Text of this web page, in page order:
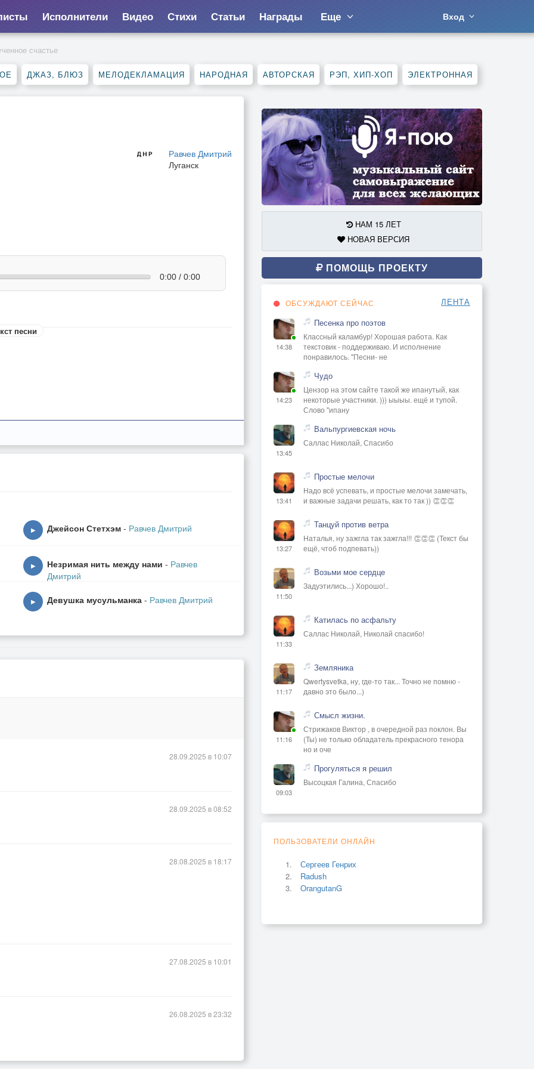
Исполнители Видео Стихи Статьи Награды Еще Вход
счастье
ДЖАЗ, БЛЮЗ МЕЛОДЕКЛАМАЦИЯ НАРОДНАЯ АВТОРСКАЯ РЭП, ХИП-ХОП ЭЛЕКТРОННАЯ
Равчев Дмитрий
Луганск
0:00 / 0:00
песни
▶ Джейсон Стетхэм - Равчев Дмитрий
▶ Незримая нить между нами - Равчев
Дмитрий
▶ Девушка мусульманка - Равчев Дмитрий
28.09.2025 в 10:07
28.09.2025 в 08:52
28.08.2025 в 18:17
27.08.2025 в 10:01
26.08.2025 в 23:32
НАМ 15 ЛЕТ
НОВАЯ ВЕРСИЯ
ПОМОЩЬ ПРОЕКТУ
ОБСУЖДАЮТ СЕЙЧАС ЛЕНТА
14:38
Песенка про поэтов
Классный каламбур! Хорошая работа. Как
текстовик - поддерживаю. И исполнение
понравилось. "Песни- не
14:23
Чудо
Цензор на этом сайте такой же ипанутый, как
некоторые участники. ))) ыыыы. ещё и тупой.
Слово "ипану
13:45
Вальпургиевская ночь
Саллас Николай, Спасибо
13:41
Простые мелочи
Надо всё успевать, и простые мелочи замечать,
и важные задачи решать, как то так )) 👏👏👏
13:27
Танцуй против ветра
Наталья, ну зажгла так зажгла!!! 👏👏👏 (Текст бы
ещё, чтоб подпевать))
11:50
Возьми мое сердце
Задуэтились...) Хорошо!..
11:33
Катилась по асфальту
Саллас Николай, Николай спасибо!
11:17
Земляника
Qwertysvetka, ну, где-то так... Точно не помню -
давно это было...)
11:16
Смысл жизни.
Стрижаков Виктор , в очередной раз поклон. Вы
(Ты) не только обладатель прекрасного тенора
но и оче
09:03
Прогуляться я решил
Высоцкая Галина, Спасибо
ПОЛЬЗОВАТЕЛИ ОНЛАЙН
Сергеев Генрих
Radush
OrangutanG